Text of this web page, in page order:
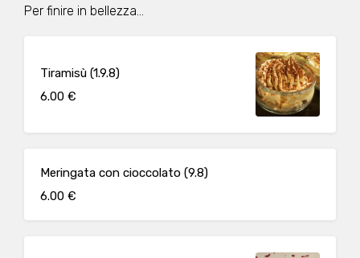
Per finire in bellezza...
Tiramisù (1.9.8)
6.00 €
Meringata con cioccolato (9.8)
6.00 €